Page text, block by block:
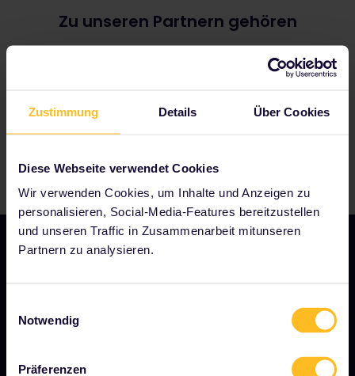
Zustimmung Details Über Cookies
Diese Webseite verwendet Cookies
Wir verwenden Cookies, um Inhalte und Anzeigen zu
personalisieren, Social-Media-Features bereitzustellen
und unseren Traffic in Zusammenarbeit mitunseren
Partnern zu analysieren.
Notwendig
Präferenzen
Zu unseren Partnern gehören
Über uns